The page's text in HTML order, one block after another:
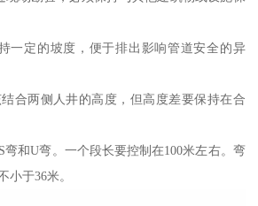
一定的坡度，便于排出影响管道安全的异
结合两侧人井的高度，但高度差要保持在合
弯和U弯。一个段长要控制在100米左右。弯
小于36米。